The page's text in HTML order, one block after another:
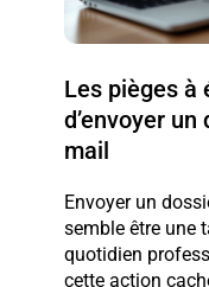
Les pièges à
d’envoyer
mail
Envoyer un
semble être une
quotidien
cette action